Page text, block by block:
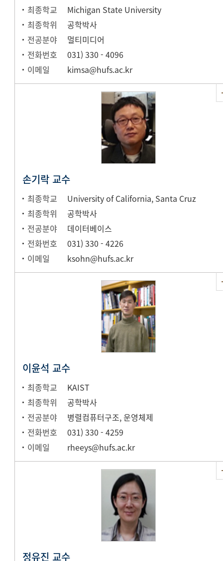
최종학교
Michigan State University
최종학위
공학박사
전공분야
멀티미디어
전화번호
031) 330 - 4096
이메일
kimsa@hufs.ac.kr
손기락 교수
최종학교
University of California, Santa Cruz
최종학위
공학박사
전공분야
데이터베이스
전화번호
031) 330 - 4226
이메일
ksohn@hufs.ac.kr
이윤석 교수
최종학교
KAIST
최종학위
공학박사
전공분야
병렬컴퓨터구조, 운영체제
전화번호
031) 330 - 4259
이메일
rheeys@hufs.ac.kr
정유진 교수